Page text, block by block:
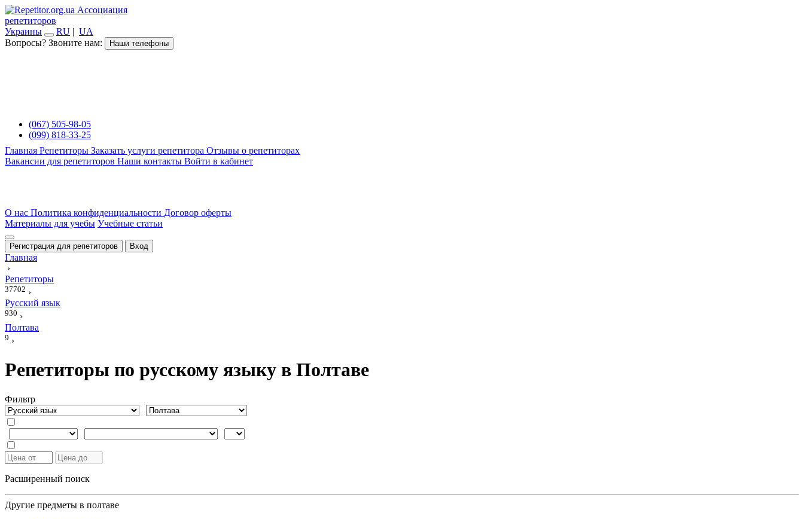
Ассоциация
репетиторов
Украины
RU | UA
Вопросы? Звоните нам:
Наши телефоны
(067) 505-98-05
(099) 818-33-25
Главная Репетиторы Заказать услуги репетитора Отзывы о репетиторах
Вакансии для репетиторов Наши контакты Войти в кабинет
О нас Политика конфиденциальности Договор оферты
Материалы для учебы Учебные статьи
Регистрация для репетиторов Вход
Главная
›
Репетиторы
37702 ›
Русский язык
930 ›
Полтава
9 ›
Репетиторы по русскому языку в Полтаве
Фильтр
Расширенный поиск
Другие предметы в полтаве